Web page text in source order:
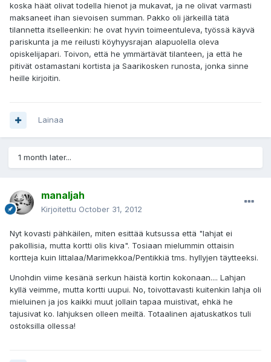
koska häät olivat todella hienot ja mukavat, ja ne olivat varmasti
maksaneet ihan sievoisen summan. Pakko oli järkeillä tätä
tilannetta itselleenkin: he ovat hyvin toimeentuleva, työssä käyvä
pariskunta ja me reilusti köyhyysrajan alapuolella oleva
opiskelijapari. Toivon, että he ymmärtävät tilanteen, ja että he
pitivät ostamastani kortista ja Saarikosken runosta, jonka sinne
heille kirjoitin.
Lainaa
1 month later...
manaljah
Kirjoitettu October 31, 2012
Nyt kovasti pähkäilen, miten esittää kutsussa että "lahjat ei
pakollisia, mutta kortti olis kiva". Tosiaan mielummin ottaisin
kortteja kuin Iittalaa/Marimekkoa/Pentikkiä tms. hyllyjen täytteeksi.
Unohdin viime kesänä serkun häistä kortin kokonaan.... Lahjan
kyllä veimme, mutta kortti uupui. No, toivottavasti kuitenkin lahja oli
mieluinen ja jos kaikki muut jollain tapaa muistivat, ehkä he
tajusivat ko. lahjuksen olleen meiltä. Totaalinen ajatuskatkos tuli
ostoksilla ollessa!